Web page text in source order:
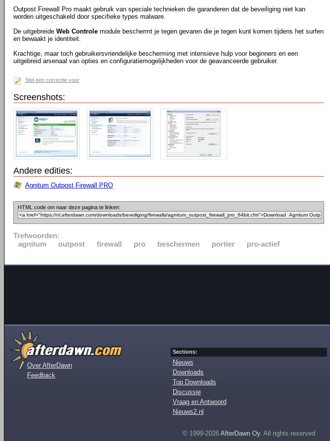
Outpost Firewall Pro maakt gebruik van speciale technieken die garanderen dat de beveiliging niet kan
worden uitgeschakeld door specifieke types malware.
De uitgebreide Web Controle module beschermt je tegen gevaren die je tegen kunt komen tijdens het surfen
en bewaakt je identiteit.
Krachtige, maar toch gebruikersvriendelijke bescherming met intensieve hulp voor beginners en een
uitgebreid arsenaal van opties en configuratiemogelijkheden voor de geavanceerde gebruiker.
Stel een correctie voor
Screenshots:
Andere edities:
Agnitum Outpost Firewall PRO
HTML code om naar deze pagina te linken:
Trefwoorden:
agnitum
outpost firewall pro beschermen portier pro-actief
Over AfterDawn
Feedback
Sections:
Nieuws
Downloads
Top Downloads
Discussie
Vraag en Antwoord
Nieuws2.nl
© 1999-2026 AfterDawn Oy. All rights reserved